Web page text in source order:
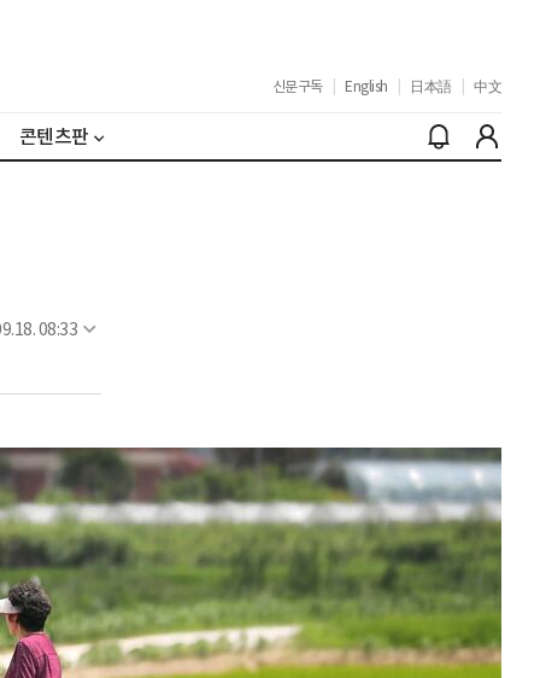
신문구독 English 日本語 中文
콘텐츠판
08:33